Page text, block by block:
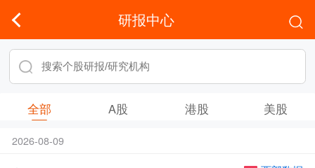
研报中心
全部 A股 港股 美股
2026-08-09